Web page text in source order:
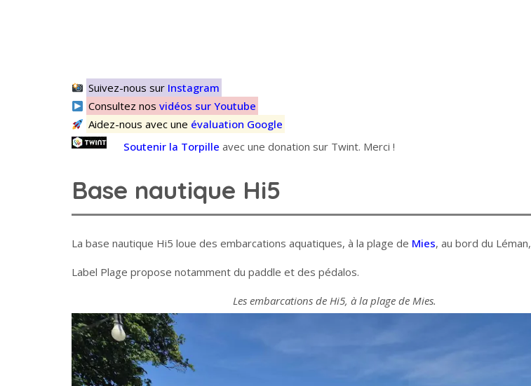
Suivez-nous sur Instagram
Consultez nosvidéos sur Youtube
Aidez-nous avec une évaluation Google
Soutenir la Torpille avec une donation sur Twint. Merci !
Base nautique Hi5
La base nautique Hi5 loue des embarcations aquatiques, à la plage de Mies, au bord du Léman,
Label Plage propose notamment du paddle et des pédalos.
Les embarcations de Hi5, à la plage de Mies.